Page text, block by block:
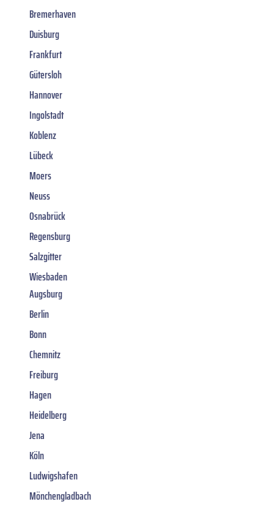
Bremerhaven
Duisburg
Frankfurt
Gütersloh
Hannover
Ingolstadt
Koblenz
Lübeck
Moers
Neuss
Osnabrück
Regensburg
Salzgitter
Wiesbaden
Augsburg
Berlin
Bonn
Chemnitz
Freiburg
Hagen
Heidelberg
Jena
Köln
Ludwigshafen
Mönchengladbach